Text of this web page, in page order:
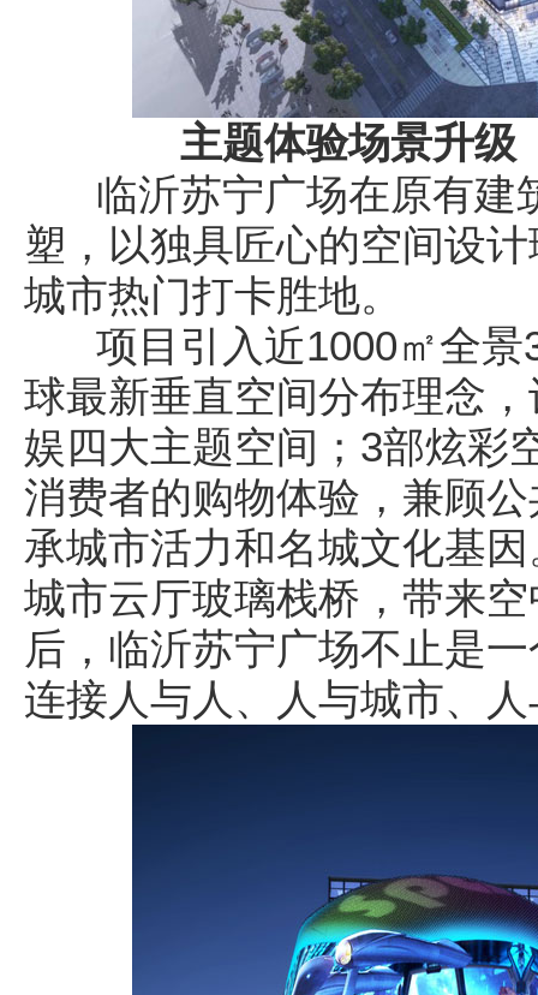
主题体验场景升
临沂苏宁广场在原有建
塑，以独具匠心的空间设
城市热门打卡胜地。
项目引入近1000㎡全景
球最新垂直空间分布理念
娱四大主题空间；3部炫彩
消费者的购物体验，兼顾
承城市活力和名城文化基
城市云厅玻璃栈桥，带来
后，临沂苏宁广场不止是
连接人与人、人与城市、